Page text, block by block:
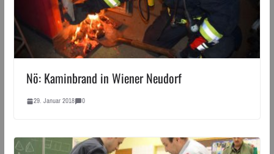
Nö: Kaminbrand in Wiener Neudorf
29. Januar 2018 0